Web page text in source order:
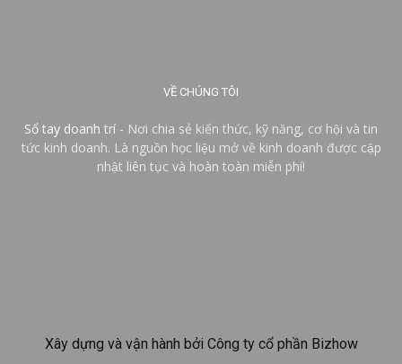
VỀ CHÚNG TÔI
Sổ tay doanh trí - Nơi chia sẻ kiến thức, kỹ năng, cơ hội và tin
tức kinh doanh. Là nguồn học liệu mở về kinh doanh được cập
nhật liên tục và hoàn toàn miễn phí!
Xây dựng và vận hành bởi Công ty cổ phần Bizhow